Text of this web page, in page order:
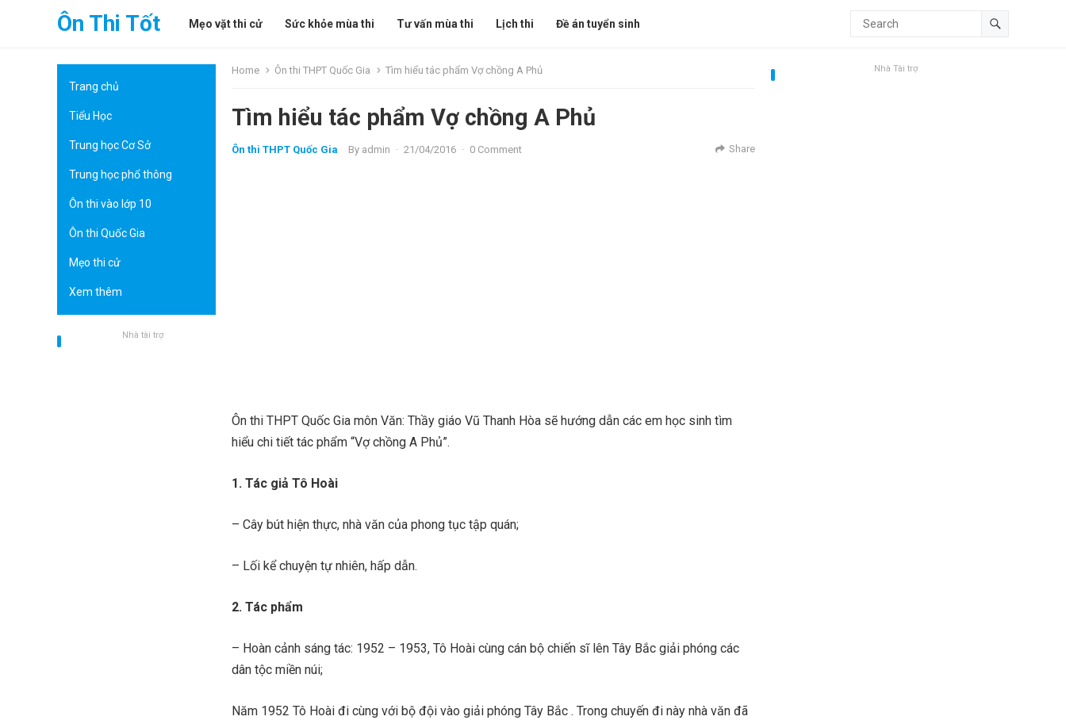
Ôn Thi Tốt Mẹo vặt thi cử Sức khỏe mùa thi Tư vấn mùa thi Lịch thi Đề án tuyển sinh
Trang chủ
Tiểu Học
Trung học Cơ Sở
Trung học phổ thông
Ôn thi vào lớp 10
Ôn thi Quốc Gia
Mẹo thi cử
Xem thêm
Nhà tài trợ
Home Ôn thi THPT Quốc Gia Tìm hiểu tác phẩm Vợ chồng A Phủ
Tìm hiểu tác phẩm Vợ chồng A Phủ
Ôn thi THPT Quốc Gia By admin · 21/04/2016 · 0 Comment Share
Ôn thi THPT Quốc Gia môn Văn: Thầy giáo Vũ Thanh Hòa sẽ hướng dẫn các em học sinh tìm
hiểu chi tiết tác phẩm “Vợ chồng A Phủ”.
1. Tác giả Tô Hoài
– Cây bút hiện thực, nhà văn của phong tục tập quán;
– Lối kể chuyện tự nhiên, hấp dẫn.
2. Tác phẩm
– Hoàn cảnh sáng tác: 1952 – 1953, Tô Hoài cùng cán bộ chiến sĩ lên Tây Bắc giải phóng các
dân tộc miền núi;
Năm 1952 Tô Hoài đi cùng với bộ đội vào giải phóng Tây Bắc . Trong chuyến đi này nhà văn đã
Nhà Tài trợ